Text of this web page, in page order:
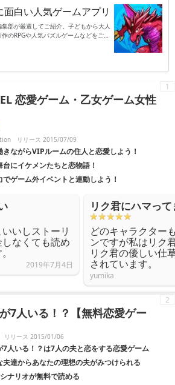
面白い人気ゲームアプリ
部が厳選してご紹介。子どもから大人
のRPGや人気パズルゲームなどをご紹
恋愛ゲーム・乙女ゲーム女性
リリース 2015/07/09
きながらVIPルームの住人と恋愛しよう！
にイケメンたちと恋物語！
でゲーム外イベントと連動しよう！
1
いしストーリ
なくても読め
2019年7月4日
リク君にハマっ
どのキャラクター
ンですが私はリク
リク君の優しい仕
されています。
yumika
7人いる！？【無料恋愛ゲー
リリース 2015/01/06
7人いる！？は7人の夫と恋をする恋愛ゲーム
夫達からあなたの理想の夫がみつけられる
ナリオが無料で読める
2